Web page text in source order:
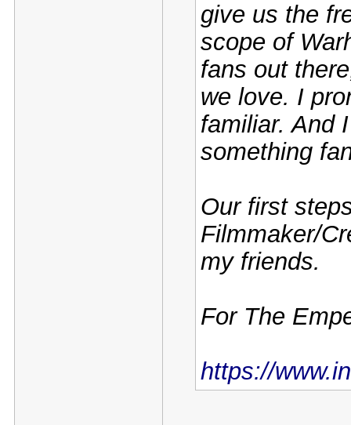
give us the
scope of
fans out
we love. I
familiar. And
something
Our first
Filmmaker/
my friends.
For The
https://